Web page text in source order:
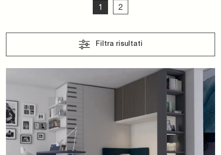
1 2
Filtra risultati